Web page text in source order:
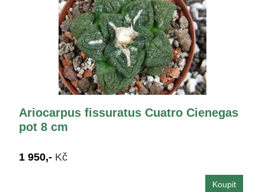
Ariocarpus fissuratus Cuatro Cienegas
pot 8 cm
1 950,- Kč